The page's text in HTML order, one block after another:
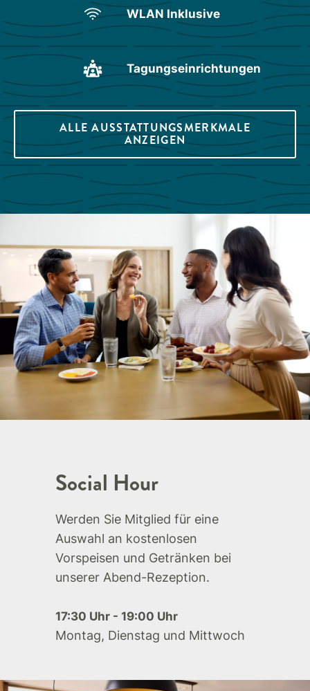
WLAN Inklusive
Tagungseinrichtungen
ALLE AUSSTATTUNGSMERKMALE
ANZEIGEN
Social Hour
Werden Sie Mitglied für eine
Auswahl an kostenlosen
Vorspeisen und Getränken bei
unserer Abend-Rezeption.
17:30 Uhr - 19:00 Uhr
Montag, Dienstag und Mittwoch